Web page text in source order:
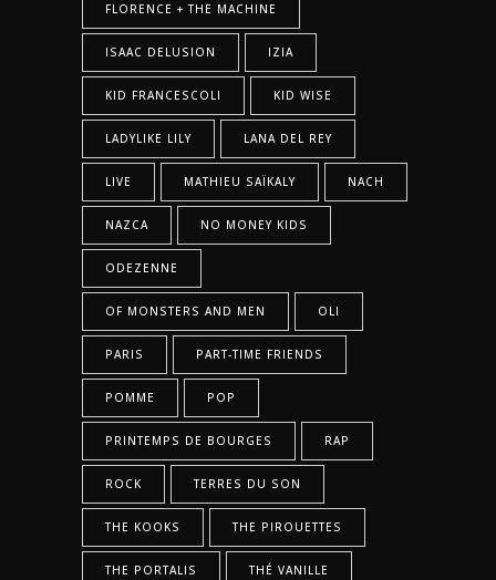
FLORENCE + THE MACHINE
ISAAC DELUSION IZIA
KID FRANCESCOLI KID WISE
LADYLIKE LILY LANA DEL REY
LIVE MATHIEU SAÏKALY NACH
NAZCA NO MONEY KIDS
ODEZENNE
OF MONSTERS AND MEN OLI
PARIS PART-TIME FRIENDS
POMME POP
PRINTEMPS DE BOURGES RAP
ROCK TERRES DU SON
THE KOOKS THE PIROUETTES
THE PORTALIS THÉ VANILLE